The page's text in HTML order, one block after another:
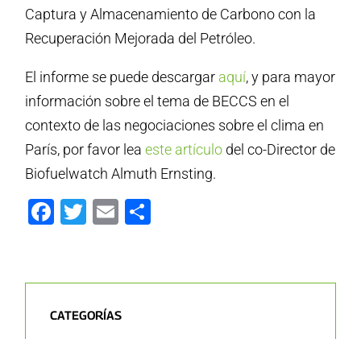
Captura y Almacenamiento de Carbono con la
Recuperación Mejorada del Petróleo.
El informe se puede descargar aquí, y para mayor
información sobre el tema de BECCS en el
contexto de las negociaciones sobre el clima en
París, por favor leaeste artículo del co-Director de
Biofuelwatch Almuth Ernsting.
Facebook
Twitter
Email
CATEGORÍAS